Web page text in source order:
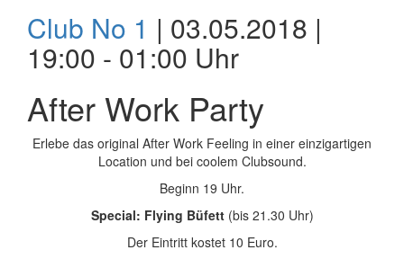
Club No 1 | 03.05.2018 |
19:00 - 01:00 Uhr
After Work Party
Erlebe das original After Work Feeling in einer einzigartigen
Location und bei coolem Clubsound.
Beginn 19 Uhr.
Special: Flying Büfett (bis 21.30 Uhr)
Der Eintritt kostet 10 Euro.